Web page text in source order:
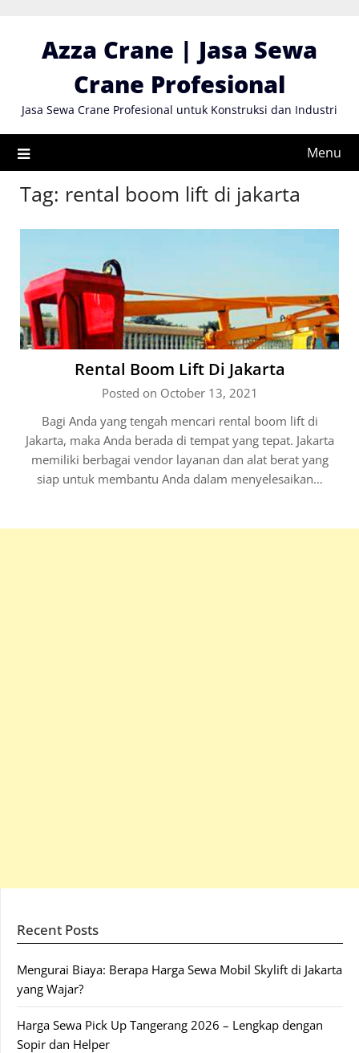
contentAzza Crane | Jasa Sewa
Crane Profesional
Jasa Sewa Crane Profesional untuk Konstruksi dan Industri
Menu
Tag: rental boom lift di jakarta
Rental Boom Lift Di Jakarta
Posted on October 13, 2021
Bagi Anda yang tengah mencari rental boom lift di
Jakarta, maka Anda berada di tempat yang tepat. Jakarta
memiliki berbagai vendor layanan dan alat berat yang
siap untuk membantu Anda dalam menyelesaikan…
Recent Posts
Mengurai Biaya: Berapa Harga Sewa Mobil Skylift di Jakarta
yang Wajar?
Harga Sewa Pick Up Tangerang 2026 – Lengkap dengan
Sopir dan Helper